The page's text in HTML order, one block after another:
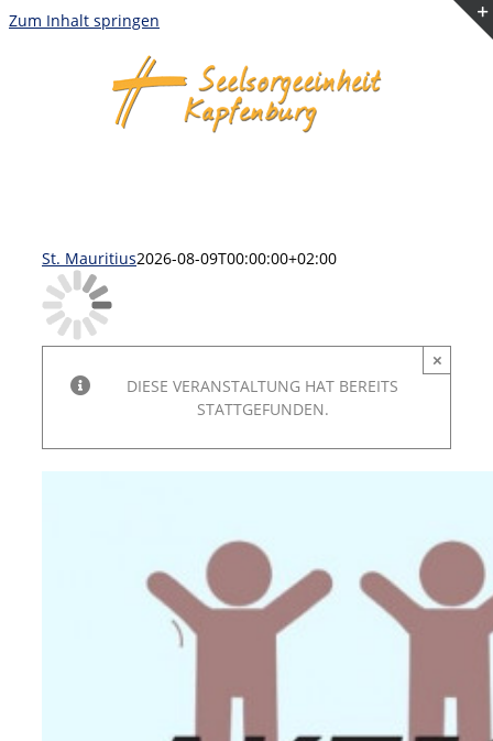
Zum Inhalt springen
St. Mauritius2026-08-09T00:00:00+02:00
DIESE VERANSTALTUNG HAT BEREITS
STATTGEFUNDEN.
×